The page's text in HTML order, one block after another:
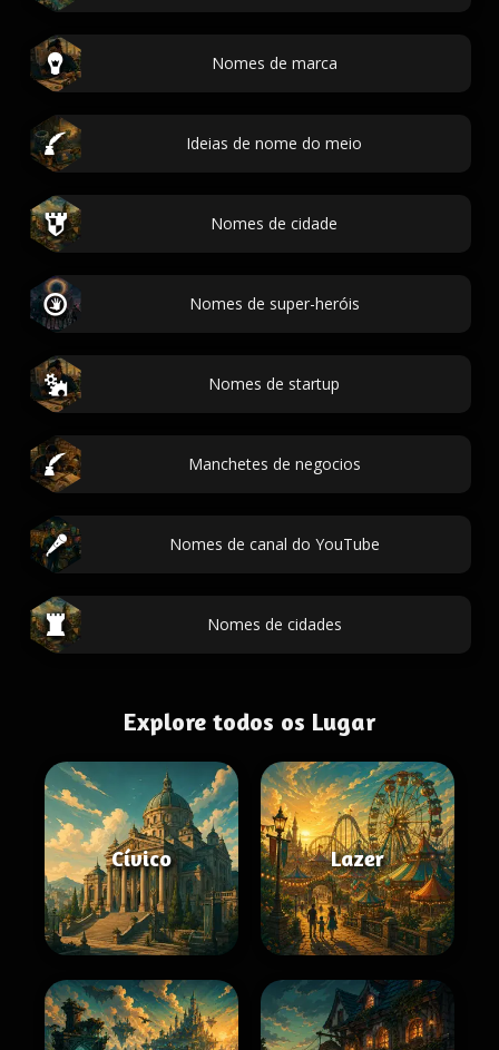
Nomes de marca
Ideias de nome do meio
Nomes de cidade
Nomes de super-heróis
Nomes de startup
Manchetes de negocios
Nomes de canal do YouTube
Nomes de cidades
Explore todos os Lugar
Cívico Lazer